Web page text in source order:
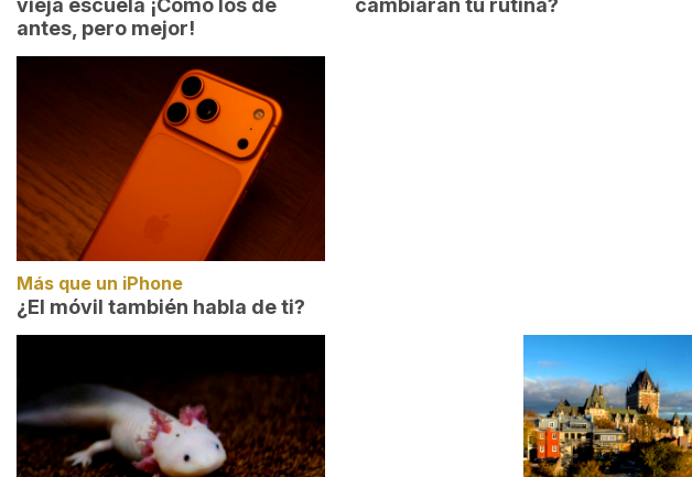
vieja escuela ¡Cómo los de
antes, pero mejor!
cambiaran tu rutina?
Más que un iPhone
¿El móvil también habla de ti?